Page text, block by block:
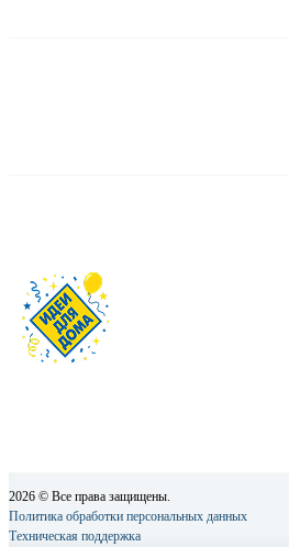
2026 © Все права защищены.
Политика обработки персональных данных
Техническая поддержка